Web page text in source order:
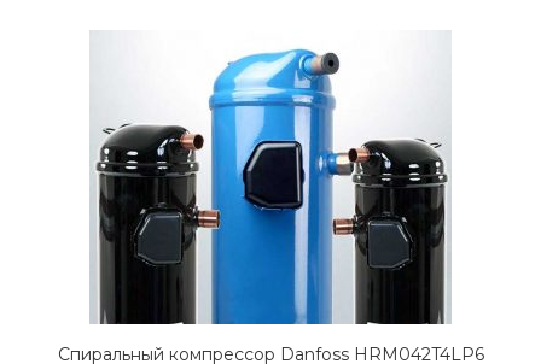
Спиральный компрессор Danfoss HRM042T4LP6